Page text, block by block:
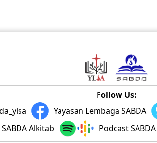
Follow Us:
Yayasan Lembaga SABDA
SABDA Alkitab
Podcast SABDA